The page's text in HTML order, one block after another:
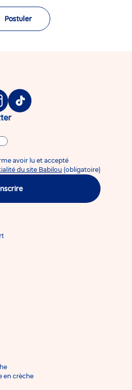
Postuler
Tiktok
avoir lu et accepté
du site Babilou (obligatoire)
en crèche